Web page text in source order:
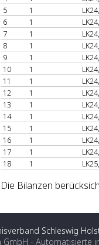
5
1
6
1
7
1
8
1
9
1
10
1
11
1
12
1
13
1
14
1
15
1
16
1
17
1
18
1
Die Bilanzen
Schleswig
GmbH - Automatisierte